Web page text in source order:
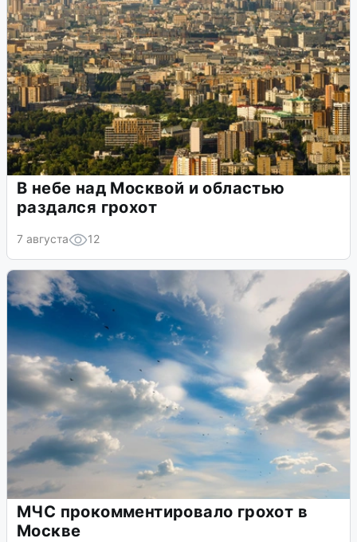
В небе над Москвой и областью
раздался грохот
7 августа 12
МЧС прокомментировало грохот в
Москве